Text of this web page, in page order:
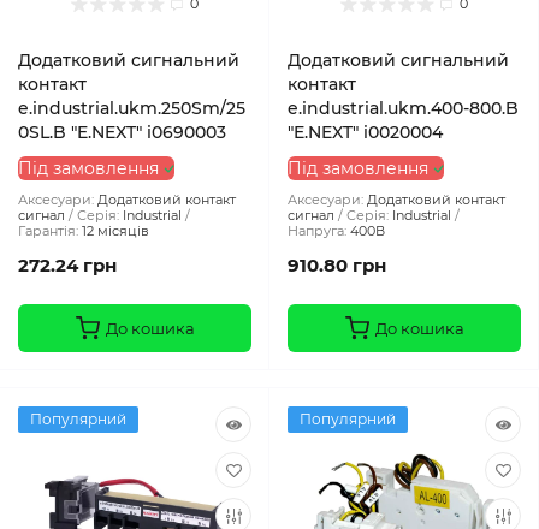
0
Додатковий сигнальний
контакт
e.industrial.ukm.250Sm/25
0SL.B "E.NEXT" i0690003
Під замовлення
Аксесуари: Додатковий контакт
сигнал
Серія: Industrial
Гарантія: 12 місяців
272.24 грн
До кошика
0
Додатковий сигнальний
контакт
e.industrial.ukm.400-800.B
"E.NEXT" i0020004
Під замовлення
Аксесуари: Додатковий контакт
сигнал
Серія: Industrial
Напруга: 400В
910.80 грн
До кошика
Популярний Популярний